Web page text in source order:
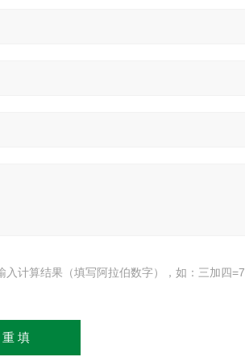
入计算结果（填写阿拉伯数字），如：三加四=7